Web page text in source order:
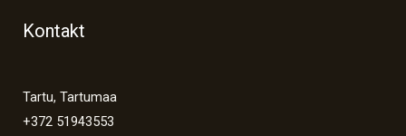
Kontakt
Tartu, Tartumaa
+372 51943553